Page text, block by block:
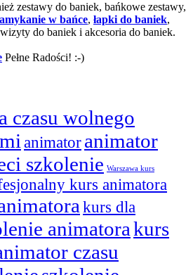
zestawy do baniek, bańkowe zestawy,
w bańce, łapki do baniek,
do baniek i akcesoria do baniek.
Pełne Radości! :-)
czasu wolnego
animator animator
szkolenie Warszawa kurs
kurs animatora
kurs dla
animatorakurs
czasu